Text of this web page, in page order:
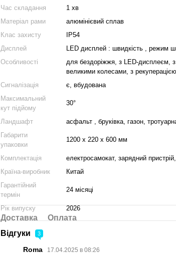
Час складання
1 хв
Матеріал рами
алюмінієвий сплав
Клас захисту
IP54
Дисплей
LED дисплей : швидкість , режим
Особливості
для бездоріжжя, з LED-дисплеєм,
великими колесами, з
Сигналізація
є, вбудована
Максимальний
кут підйому
30°
Ландшафт
асфальт , бруківка, газон,
Габарити
упаковки
1200 x 220 x 600 мм
Комплектація
електросамокат, зарядний
Країна-виробник
Китай
Гарантійний
термін
24 місяці
Рік випуску 2026
Доставка
Оплата
Відгуки
3
Roma 17.04.2025 в 08:26